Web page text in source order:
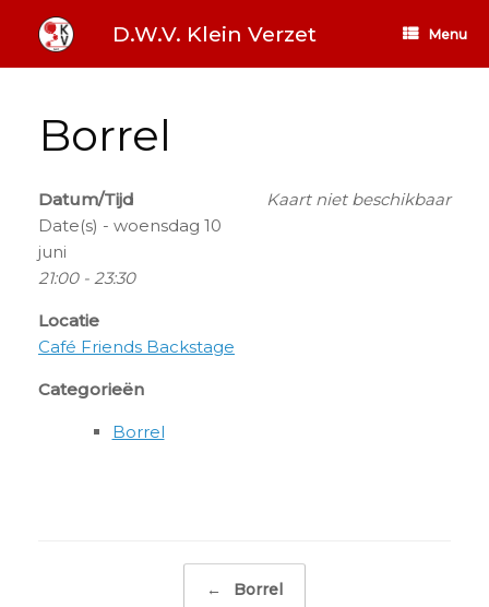
inhoud
D.W.V. Klein Verzet Menu
Borrel
Kaart niet beschikbaar
Datum/Tijd
Date(s) - woensdag 10
juni
21:00 - 23:30
Locatie
Café Friends Backstage
Categorieën
Borrel
← Borrel